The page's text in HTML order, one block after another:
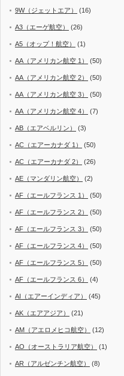
9W（ジェットエア） (16)
A3（エーゲ航空） (26)
A5（オップ！航空） (1)
AA（アメリカン航空 1） (50)
AA（アメリカン航空 2） (50)
AA（アメリカン航空 3） (50)
AA（アメリカン航空 4） (7)
AB（エアベルリン） (3)
AC（エアーカナダ 1） (50)
AC（エアーカナダ 2） (26)
AE（マンダリン航空） (2)
AF（エールフランス 1） (50)
AF（エールフランス 2） (50)
AF（エールフランス 3） (50)
AF（エールフランス 4） (50)
AF（エールフランス 5） (50)
AF（エールフランス 6） (4)
AI（エアーインディア） (45)
AK（エアアジア） (21)
AM（アエロメヒコ航空） (12)
AO（オーストラリア航空） (1)
AR（アルゼンチン航空） (8)